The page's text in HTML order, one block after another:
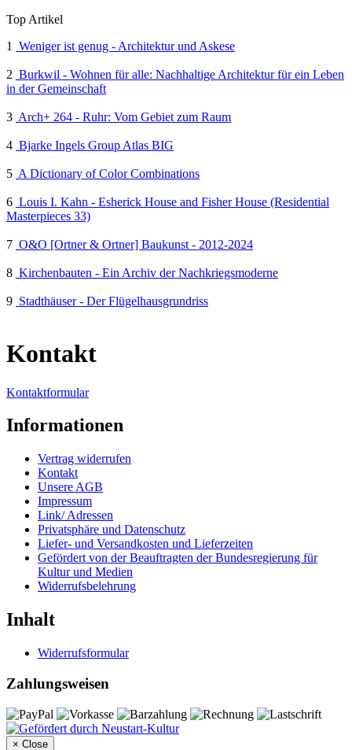
Top Artikel
1
Weniger ist genug - Architektur und Askese
2 Burkwil - Wohnen für alle: Nachhaltige Architektur für ein Leben
in der Gemeinschaft
3 Arch+ 264 - Ruhr: Vom Gebiet zum Raum
4 Bjarke Ingels Group Atlas BIG
5 A Dictionary of Color Combinations
6 Louis I. Kahn - Esherick House and Fisher House (Residential
Masterpieces 33)
7 O&O [Ortner & Ortner] Baukunst - 2012-2024
8 Kirchenbauten - Ein Archiv der Nachkriegsmoderne
9 Stadthäuser - Der Flügelhausgrundriss
Kontakt
Kontaktformular
Informationen
Vertrag widerrufen
Kontakt
Unsere AGB
Impressum
Link/ Adressen
Privatsphäre und Datenschutz
Liefer- und Versandkosten und Lieferzeiten
Gefördert von der Beauftragten der Bundesregierung für
Kultur und Medien
Widerrufsbelehrung
Inhalt
Widerrufsformular
Zahlungsweisen
× Close